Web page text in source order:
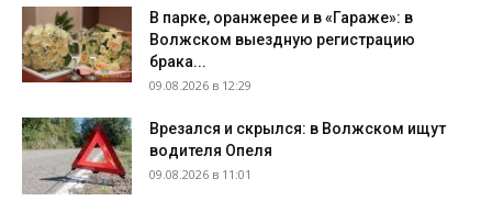
В парке, оранжерее и в «Гараже»: в
Волжском выездную регистрацию
брака...
09.08.2026 в 12:29
Врезался и скрылся: в Волжском ищут
водителя Опеля
09.08.2026 в 11:01